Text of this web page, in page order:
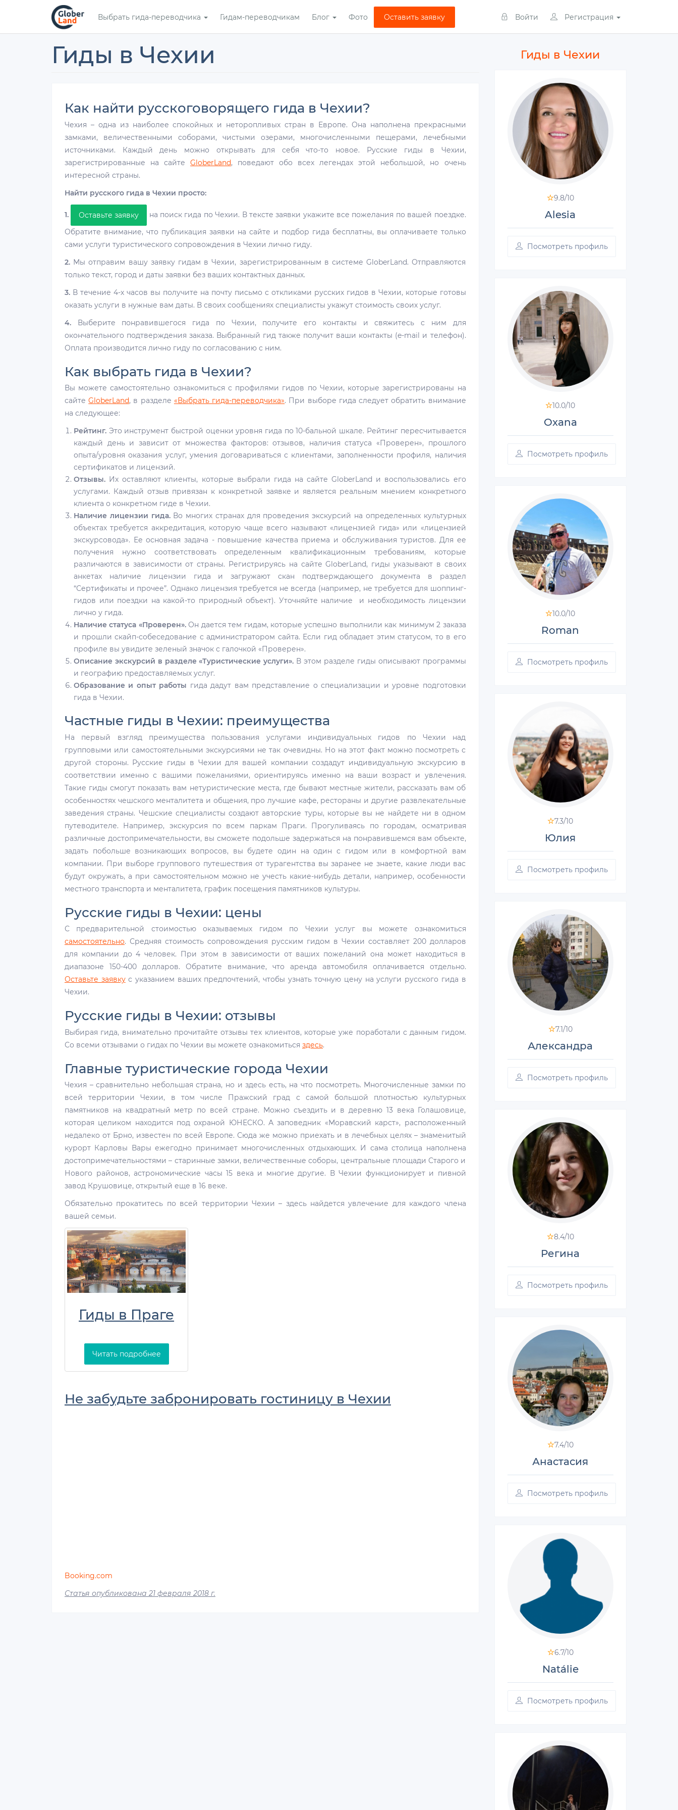
Выбрать гида-переводчика Гидам-переводчикам Блог Фото Оставить заявку Войти Регистрация
Гиды в Чехии
Как найти русскоговорящего гида в Чехии?
Чехия – одна из наиболее спокойных и неторопливых стран в Европе. Она наполнена прекрасными
замками, величественными соборами, чистыми озерами, многочисленными пещерами, лечебными
источниками. Каждый день можно открывать для себя что-то новое. Русские гиды в Чехии,
зарегистрированные на сайтеGloberLand, поведают обо всех легендах этой небольшой, но очень
интересной страны.
Найти русского гида в Чехии просто:
1. Оставьте заявку
на поиск гида по Чехии. В тексте заявки укажите все пожелания по вашей поездке.
Обратите внимание, что публикация заявки на сайте и подбор гида бесплатны, вы оплачиваете только
сами услуги туристического сопровождения в Чехии лично гиду.
2. Мы отправим вашу заявку гидам в Чехии, зарегистрированным в системе GloberLand. Отправляются
только текст, город и даты заявки без ваших контактных данных.
3. В течение 4-х часов вы получите на почту письмо с откликами русских гидов в Чехии, которые готовы
оказать услуги в нужные вам даты. В своих сообщениях специалисты укажут стоимость своих услуг.
4. Выберите понравившегося гида по Чехии, получите его контакты и свяжитесь с ним для
окончательного подтверждения заказа. Выбранный гид также получит ваши контакты (e-mail и телефон).
Оплата производится лично гиду по согласованию с ним.
Как выбрать гида в Чехии?
Вы можете самостоятельно ознакомиться с профилями гидов по Чехии, которые зарегистрированы на
сайтеGloberLand, в разделе «Выбрать гида-переводчика». При выборе гида следует обратить внимание
на следующее:
Рейтинг. Это инструмент быстрой оценки уровня гида по 10-бальной шкале. Рейтинг пересчитывается
каждый день и зависит от множества факторов: отзывов, наличия статуса «Проверен», прошлого
опыта/уровня оказания услуг, умения договариваться с клиентами, заполненности профиля, наличия
сертификатов и лицензий.
Отзывы. Их оставляют клиенты, которые выбрали гида на сайте GloberLand и воспользовались его
услугами. Каждый отзыв привязан к конкретной заявке и является реальным мнением конкретного
клиента о конкретном гиде в Чехии.
Наличие лицензии гида.Во многих странах для проведения экскурсий на определенных культурных
объектах требуется аккредитация, которую чаще всего называют «лицензией гида» или «лицензией
экскурсовода». Ее основная задача - повышение качества приема и обслуживания туристов. Для ее
получения нужно соответствовать определенным квалификационным требованиям, которые
различаются в зависимости от страны. Регистрируясь на сайте GloberLand, гиды указывают в своих
анкетах наличие лицензии гида и загружают скан подтверждающего документа в раздел
“Сертификаты и прочее”. Однако лицензия требуется не всегда (например, не требуется для шоппинг-
гидов или поездки на какой-то природный объект). Уточняйте наличие и необходимость лицензии
лично у гида.
Наличие статуса «Проверен».Он дается тем гидам, которые успешно выполнили как минимум 2 заказа
и прошли скайп-собеседование с администратором сайта. Если гид обладает этим статусом, то в его
профиле вы увидите зеленый значок с галочкой «Проверен».
Описание экскурсий в разделе «Туристические услуги». В этом разделе гиды описывают программы
и географию предоставляемых услуг.
Образование и опыт работы гида дадут вам представление о специализации и уровне подготовки
гида в Чехии.
Частные гиды в Чехии: преимущества
На первый взгляд преимущества пользования услугами индивидуальных гидов по Чехии над
групповыми или самостоятельными экскурсиями не так очевидны. Но на этот факт можно посмотреть с
другой стороны. Русские гиды в Чехии для вашей компании создадут индивидуальную экскурсию в
соответствии именно с вашими пожеланиями, ориентируясь именно на ваши возраст и увлечения.
Такие гиды смогут показать вам нетуристические места, где бывают местные жители, рассказать вам об
особенностях чешского менталитета и общения, про лучшие кафе, рестораны и другие развлекательные
заведения страны. Чешские специалисты создают авторские туры, которые вы не найдете ни в одном
путеводителе. Например, экскурсия по всем паркам Праги. Прогуливаясь по городам, осматривая
различные достопримечательности, вы сможете подольше задержаться на понравившемся вам объекте,
задать побольше возникающих вопросов, вы будете один на один с гидом или в комфортной вам
компании. При выборе группового путешествия от турагентства вы заранее не знаете, какие люди вас
будут окружать, а при самостоятельном можно не учесть какие-нибудь детали, например, особенности
местного транспорта и менталитета, график посещения памятников культуры.
Русские гиды в Чехии: цены
С предварительной стоимостью оказываемых гидом по Чехии услуг вы можете ознакомиться
самостоятельно. Средняя стоимость сопровождения русским гидом в Чехии составляет 200 долларов
для компании до 4 человек. При этом в зависимости от ваших пожеланий она может находиться в
диапазоне 150-400 долларов. Обратите внимание, что аренда автомобиля оплачивается отдельно.
Оставьте заявкус указанием ваших предпочтений, чтобы узнать точную цену на услуги русского гида в
Чехии.
Русские гиды в Чехии: отзывы
Выбирая гида, внимательно прочитайте отзывы тех клиентов, которые уже поработали с данным гидом.
Со всеми отзывами о гидах по Чехии вы можете ознакомиться здесь.
Главные туристические города Чехии
Чехия – сравнительно небольшая страна, но и здесь есть, на что посмотреть. Многочисленные замки по
всей территории Чехии, в том числе Пражский град с самой большой плотностью культурных
памятников на квадратный метр по всей стране. Можно съездить и в деревню 13 века Голашовице,
которая целиком находится под охраной ЮНЕСКО. А заповедник «Моравский карст», расположенный
недалеко от Брно, известен по всей Европе. Сюда же можно приехать и в лечебных целях – знаменитый
курорт Карловы Вары ежегодно принимает многочисленных отдыхающих. И сама столица наполнена
достопримечательностями – старинные замки, величественные соборы, центральные площади Старого и
Нового районов, астрономические часы 15 века и многие другие. В Чехии функционирует и пивной
завод Крушовице, открытый еще в 16 веке.
Обязательно прокатитесь по всей территории Чехии – здесь найдется увлечение для каждого члена
вашей семьи.
Гиды в Праге
Читать подробнее
Не забудьте забронировать гостиницу в Чехии
Booking.com
Статья опубликована 21 февраля 2018 г.
Гиды в Чехии
9.8/10
Alesia
Посмотреть профиль
10.0/10
Oxana
Посмотреть профиль
10.0/10
Roman
Посмотреть профиль
7.3/10
Юлия
Посмотреть профиль
7.1/10
Александра
Посмотреть профиль
8.4/10
Регина
Посмотреть профиль
7.4/10
Анастасия
Посмотреть профиль
6.7/10
Natálie
Посмотреть профиль